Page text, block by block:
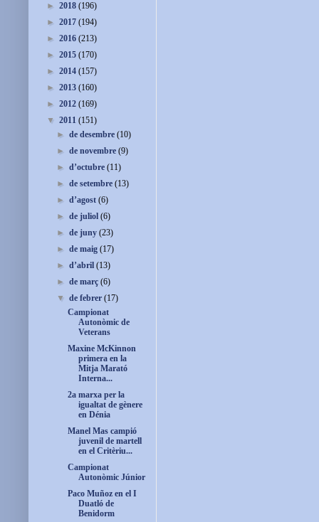
► 2018 (196)
► 2017 (194)
► 2016 (213)
► 2015 (170)
► 2014 (157)
► 2013 (160)
► 2012 (169)
▼ 2011 (151)
►de desembre(10)
►de novembre(9)
►d’octubre(11)
►de setembre(13)
►d’agost(6)
►de juliol(6)
►de juny(23)
►de maig(17)
►d’abril(13)
►de març(6)
▼de febrer(17)
Campionat
Autonòmic de
Veterans
Maxine McKinnon
primera en la
Mitja Marató
Interna...
2a marxa per la
igualtat de gènere
en Dénia
Manel Mas campió
juvenil de martell
en el Critèriu...
Campionat
Autonòmic Júnior
Paco Muñoz en el I
Duatló de
Benidorm